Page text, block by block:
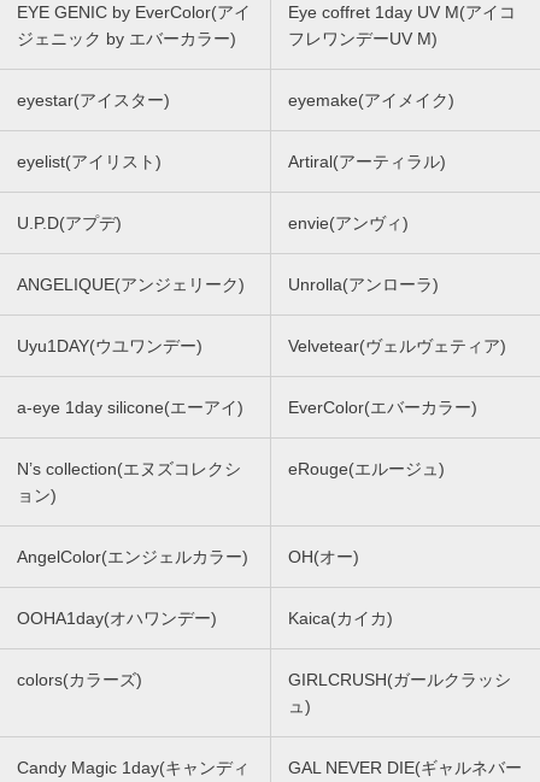
EYE GENIC by EverColor(アイ
ジェニック by エバーカラー)
Eye coffret 1day UV M(アイコ
フレワンデーUV M)
eyestar(アイスター) eyemake(アイメイク)
eyelist(アイリスト) Artiral(アーティラル)
U.P.D(アプデ) envie(アンヴィ)
ANGELIQUE(アンジェリーク) Unrolla(アンローラ)
Uyu1DAY(ウユワンデー) Velvetear(ヴェルヴェティア)
a-eye 1day silicone(エーアイ) EverColor(エバーカラー)
N’s collection(エヌズコレクシ
ョン)
eRouge(エルージュ)
AngelColor(エンジェルカラー) OH(オー)
OOHA1day(オハワンデー) Kaica(カイカ)
colors(カラーズ)
GIRLCRUSH(ガールクラッシ
ュ)
Candy Magic 1day(キャンディ
GAL NEVER DIE(ギャルネバー